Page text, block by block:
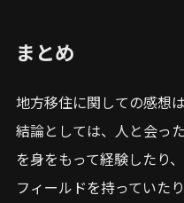
まとめ
地方移住に関しての感想
結論としては、人と会っ
を身をもって経験したり
フィールドを持っていた